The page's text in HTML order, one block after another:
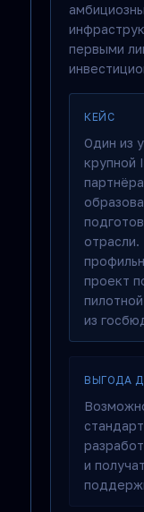
первыми
КЕЙС
Один из
крупной
отрасли.
проект
из
ВЫГОДА
и